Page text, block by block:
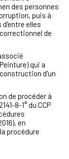
des personnes
puis à
elles
de
qui a
d'un
de procéder à
8-1° du CCP
en
procédure